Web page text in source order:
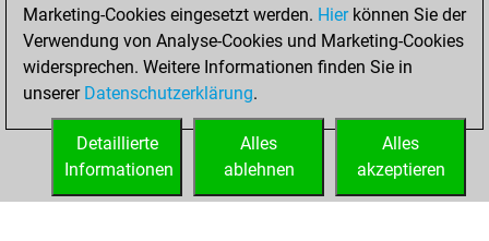
Samstag, Januar
16, 2021
You created
your Fritz account
Marketing-Cookies eingesetzt werden. Hierkönnen Sie der
Verwendung von Analyse-Cookies und Marketing-Cookies
widersprechen. Weitere Informationen finden Sie in
unserer Datenschutzerklärung.
Alles
akzeptieren
Alles
ablehnen
Detaillierte
Informationen